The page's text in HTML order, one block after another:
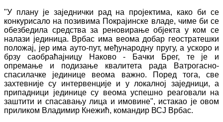
"У плану је заједнички рад на пројектима, како би се
конкурисало на позивима Покрајинске владе, чиме би се
обезбедила средства за реновирање објекта у ком се
налази јединица. Врбас има веома добар геостратешки
положај, јер има ауто-пут, међународну пругу, а ускоро и
брзу саобраћајницу Наково - Бачки Брег, те је и
опремање и подизање квалитета рада Ватрогасно-
спасилачке јединице веома важно. Поред тога, све
захтевније су интервенције и у локалној заједници, а
припадници јединице су веома успешно реаговали на
заштити и спасавању лица и имовине", истакао је овом
приликом Владимир Кнежић, командир ВСЈ Врбас.